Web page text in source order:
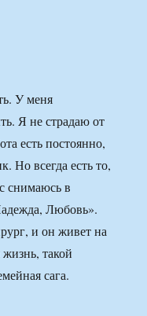
У меня
Я не страдаю от
есть постоянно,
Но всегда есть то,
снимаюсь в
Любовь».
и он живет на
такой
сага.